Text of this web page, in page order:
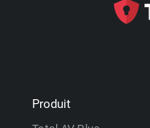
Produit